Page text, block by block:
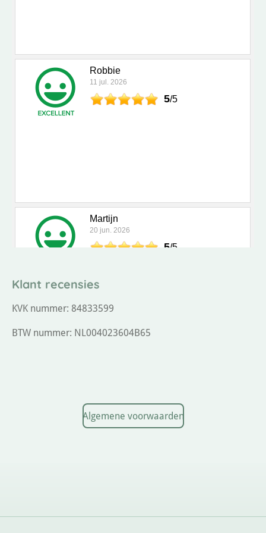
Klant recensies
KVK nummer: 84833599
BTW nummer: NL004023604B65
Algemene voorwaarden